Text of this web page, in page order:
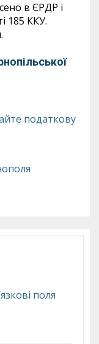
в ЄРДР і
185 ККУ.
податкову
поля